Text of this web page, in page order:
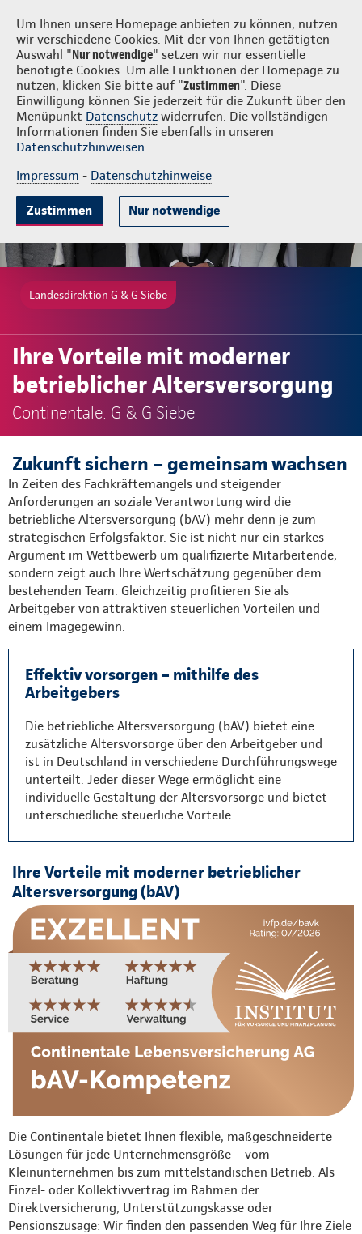
Um Ihnen unsere Homepage anbieten zu können, nutzen
wir verschiedene Cookies. Mit der von Ihnen getätigten
Auswahl "Nur notwendige" setzen wir nur essentielle
benötigte Cookies. Um alle Funktionen der Homepage zu
nutzen, klicken Sie bitte auf "Zustimmen". Diese
Einwilligung können Sie jederzeit für die Zukunft über den
Menüpunkt Datenschutz widerrufen. Die vollständigen
Informationen finden Sie ebenfalls in unseren
Datenschutzhinweisen.
Impressum - Datenschutzhinweise
Zustimmen Nur notwendige
G & G Siebe Login
Gute Gründe Tarife & Leistungen Wissenswertes Beratung &
Landesdirektion G & G Siebe
Ihre Vorteile mit moderner
betrieblicher Altersversorgung
Continentale: G & G Siebe
Zukunft sichern – gemeinsam wachsen
In Zeiten des Fachkräftemangels und steigender
Anforderungen an soziale Verantwortung wird die
betriebliche Altersversorgung (bAV) mehr denn je zum
strategischen Erfolgsfaktor. Sie ist nicht nur ein starkes
Argument im Wettbewerb um qualifizierte Mitarbeitende,
sondern zeigt auch Ihre Wertschätzung gegenüber dem
bestehenden Team. Gleichzeitig profitieren Sie als
Arbeitgeber von attraktiven steuerlichen Vorteilen und
einem Imagegewinn.
Effektiv vorsorgen – mithilfe des
Arbeitgebers
Die betriebliche Altersversorgung (bAV) bietet eine
zusätzliche Altersvorsorge über den Arbeitgeber und
ist in Deutschland in verschiedene Durchführungswege
unterteilt. Jeder dieser Wege ermöglicht eine
individuelle Gestaltung der Altersvorsorge und bietet
unterschiedliche steuerliche Vorteile.
Ihre Vorteile mit moderner betrieblicher
Altersversorgung (bAV)
Die Continentale bietet Ihnen flexible, maßgeschneiderte
Lösungen für jede Unternehmensgröße – vom
Kleinunternehmen bis zum mittelständischen Betrieb. Als
Einzel- oder Kollektivvertrag im Rahmen der
Direktversicherung, Unterstützungskasse oder
Pensionszusage: Wir finden den passenden Weg für Ihre Ziele